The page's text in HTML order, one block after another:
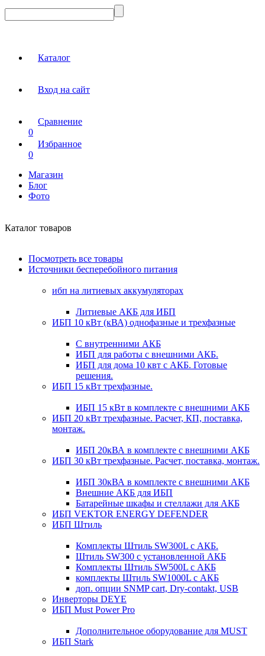
Каталог
Вход на сайт
Сравнение
0
Избранное
0
Магазин
Блог
Фото
Каталог товаров
Посмотреть все товары
Источники бесперебойного питания
ибп на литиевых аккумуляторах
Литиевые АКБ для ИБП
ИБП 10 кВт (кВА) однофазные и трехфазные
С внутренними АКБ
ИБП для работы с внешними АКБ.
ИБП для дома 10 квт с АКБ. Готовые
решения.
ИБП 15 кВт трехфазные.
ИБП 15 кВт в комплекте с внешними АКБ
ИБП 20 кВт трехфазные. Расчет, КП, поставка,
монтаж.
ИБП 20кВА в комплекте с внешними АКБ
ИБП 30 кВт трехфазные. Расчет, поставка, монтаж.
ИБП 30кВА в комплекте с внешними АКБ
Внешние АКБ для ИБП
Батарейные шкафы и стеллажи для АКБ
ИБП VEKTOR ENERGY DEFENDER
ИБП Штиль
Комплекты Штиль SW300L с АКБ.
Штиль SW300 с установленной АКБ
Комплекты Штиль SW500L с АКБ
комплекты Штиль SW1000L с АКБ
доп. опции SNMP cart, Dry-contakt, USB
Инверторы DEYE
ИБП Must Power Pro
Дополнительное оборудование для MUST
ИБП Stark